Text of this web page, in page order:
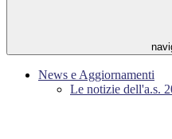
News e Aggiornamenti
Le notizie dell'a.s.